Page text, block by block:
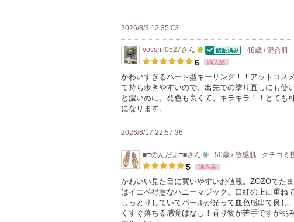
2026/8/3 12:35:03
yosshii0527さん
5
人
以
上
ン
バ
ー
に
お
気
認証済
48歳 / 混合肌
6 購入品
かわいすぎるハート型キーリング！！アットコス
て持ち歩きやすいので、出先での塗り直しにも使
と濃いめに。発色も良くて、キラキラ！！とても
になります。
2026/6/17 22:57:36
■□のんだよ□■さん
10
人
以
上
50歳 / 敏感肌 クチコミ
5 購入品
かわいい見た目に買いやすいお値段。ZOZOでた
はイエベ得意なハニーマジック。口紅の上に重ね
しっとりしていてパールが光って血色感出て良し
くすぐ落ちる感覚はなし！香り物が苦手ですが桃